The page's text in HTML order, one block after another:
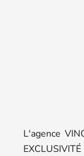
L'agence